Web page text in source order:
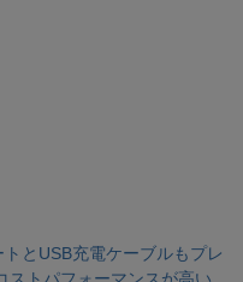
とUSB充電ケーブルもプレ
トパフォーマンスが高い